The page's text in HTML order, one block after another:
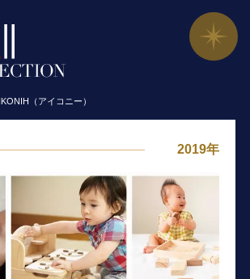
コニー）／有限会社 新宅
IKONIH（アイコニー）
2019年